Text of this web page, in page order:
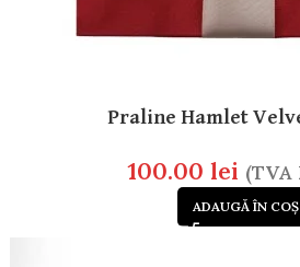
Praline Hamlet
100.00 lei
ADAUGĂ ÎN COȘ